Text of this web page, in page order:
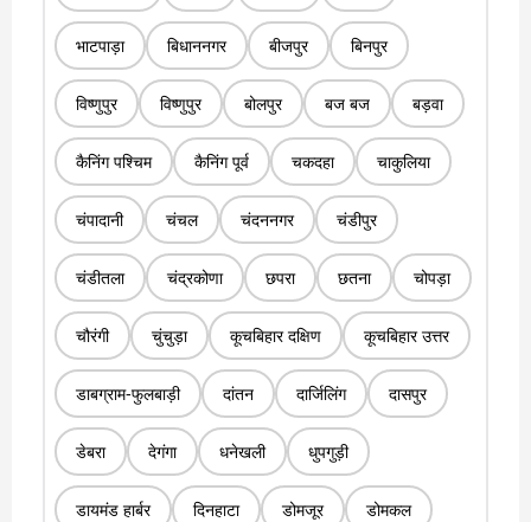
भाटपाड़ा बिधाननगर बीजपुर बिनपुर
विष्णुपुर विष्णुपुर बोलपुर बज बज बड़वा
कैनिंग पश्चिम कैनिंग पूर्व चकदहा चाकुलिया
चंपादानी चंचल चंदननगर चंडीपुर
चंडीतला चंद्रकोणा छपरा छतना चोपड़ा
चौरंगी चुंचुड़ा कूचबिहार दक्षिण कूचबिहार उत्तर
डाबग्राम-फुलबाड़ी दांतन दार्जिलिंग दासपुर
डेबरा देगंगा धनेखली धुपगुड़ी
डायमंड हार्बर दिनहाटा डोमजूर डोमकल